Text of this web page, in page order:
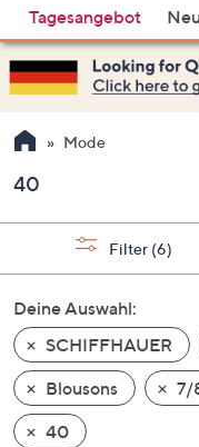
du
heute?
Vorschläge
verfügbar
sind,
verwenden
Sie
Pfeiltasten
nach
und
nach
unten
oder
wischen
Sie
auf
Tagesangebot Neu
Mode
40
Filter (6)
Deine Auswahl:
SCHIFFHAUER
Blousons
7/
40